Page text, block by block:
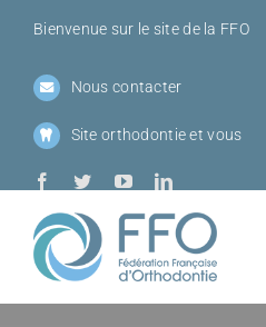
Passer
contenu
Bienvenue sur le site de la FFO
Nous contacter
Site orthodontie et vous